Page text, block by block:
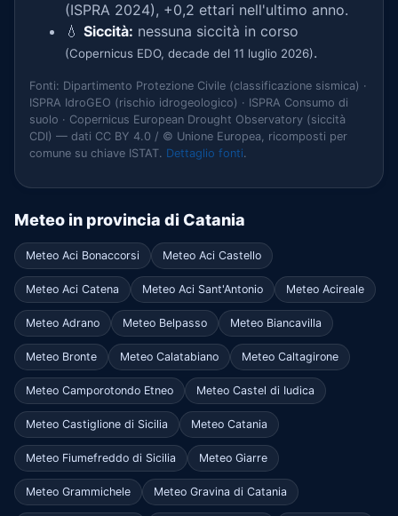
(ISPRA 2024), +0,2 ettari nell'ultimo anno.
💧 Siccità: nessuna siccità in corso
(Copernicus EDO, decade del 11 luglio 2026).
Fonti: Dipartimento Protezione Civile (classificazione sismica) ·
ISPRA IdroGEO (rischio idrogeologico) · ISPRA Consumo di
suolo · Copernicus European Drought Observatory (siccità
CDI) — dati CC BY 4.0 / © Unione Europea, ricomposti per
comune su chiave ISTAT. Dettaglio fonti.
Meteo in provincia di Catania
Meteo Aci Bonaccorsi Meteo Aci Castello
Meteo Aci Catena Meteo Aci Sant'Antonio Meteo Acireale
Meteo Adrano Meteo Belpasso Meteo Biancavilla
Meteo Bronte Meteo Calatabiano Meteo Caltagirone
Meteo Camporotondo Etneo Meteo Castel di Iudica
Meteo Castiglione di Sicilia Meteo Catania
Meteo Fiumefreddo di Sicilia Meteo Giarre
Meteo Grammichele Meteo Gravina di Catania